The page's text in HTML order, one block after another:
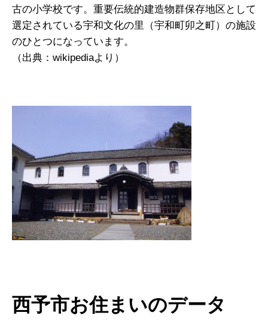
古の小学校です。重要伝統的建造物群保存地区として
選定されている宇和文化の里（宇和町卯之町）の施設
のひとつになっています。
（出典：wikipediaより）
西予市お住まいのデータ